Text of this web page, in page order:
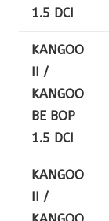
1.5 DCI
KANGOO
II /
KANGOO
BE BOP
1.5 DCI
KANGOO
II /